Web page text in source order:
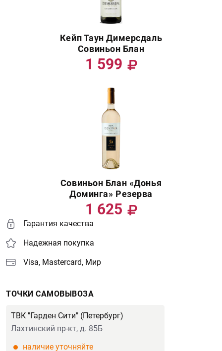
Кейп Таун Димерсдаль
Совиньон Блан
1 599
Совиньон Блан «Донья
Доминга» Резерва
1 625
Гарантия качества
Надежная покупка
Visa, Mastercard, Мир
ТОЧКИ САМОВЫВОЗА
ТВК "Гарден Сити" (Петербург)
Лахтинский пр-кт, д. 85Б
наличие уточняйте